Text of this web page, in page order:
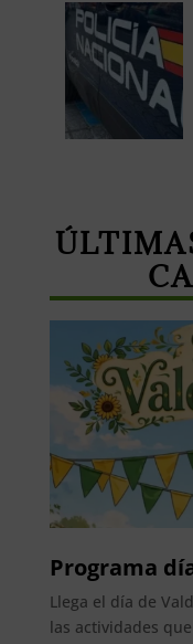
Programa
Llega el día de
las actividades